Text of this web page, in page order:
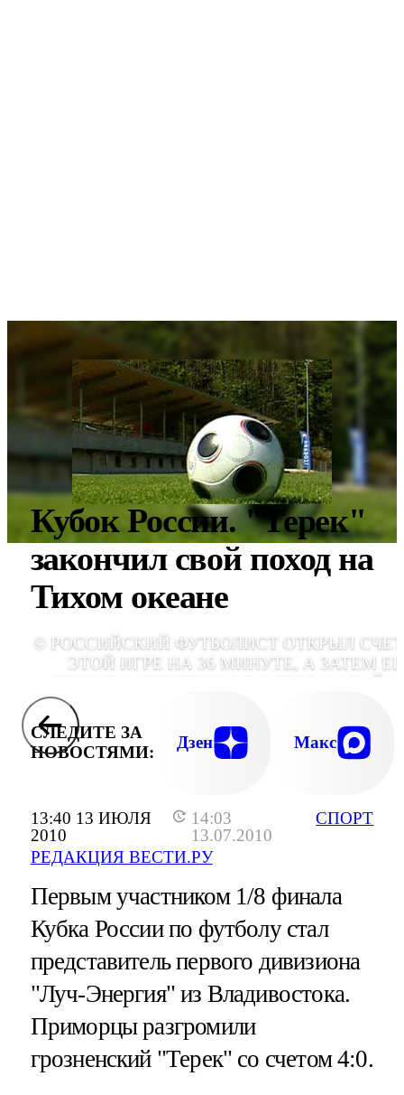
13:40 13 ИЮЛЯ
2010
14:03
13.07.2010
РЕДАКЦИЯ ВЕСТИ.РУ
СПОРТ
Кубок России. "Терек"
закончил свой поход на
Тихом океане
© РОССИЙСКИЙ ФУТБОЛИСТ ОТКРЫЛ
ЭТОЙ ИГРЕ НА 36 МИНУТЕ, А ЗАТЕМ
ТРИЖДЫ ОТЛИЧИЛСЯ ВО ВТОРОМ
СЛЕДИТЕ ЗА
НОВОСТЯМИ:
Дзен Макс
Первым участником 1/8 финала
Кубка России по футболу стал
представитель первого дивизиона
"Луч-Энергия" из Владивостока.
Приморцы разгромили
грозненский "Терек" со счетом 4:0.